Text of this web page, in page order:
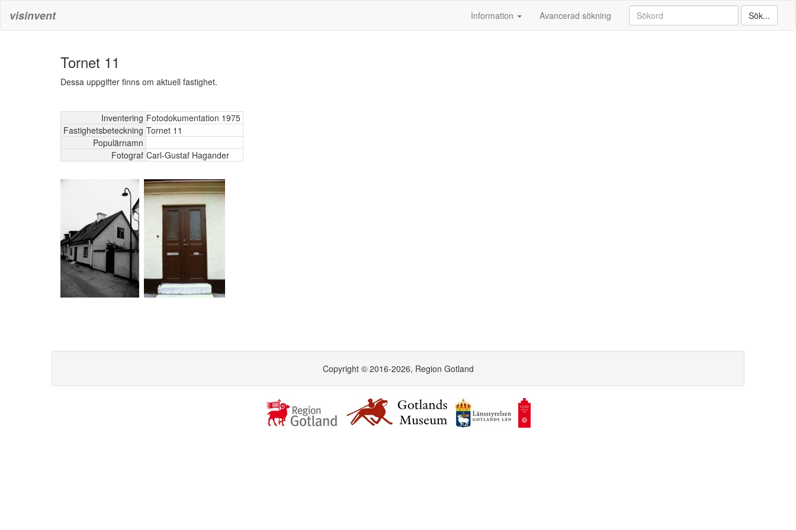
visinvent Sök...
Information Avancerad sökning
Tornet 11
Dessa uppgifter finns om aktuell fastighet.
Inventering Fotodokumentation 1975
Fastighetsbeteckning Tornet 11
Populärnamn
Fotograf Carl-Gustaf Hagander
Copyright © 2016-2026, Region Gotland